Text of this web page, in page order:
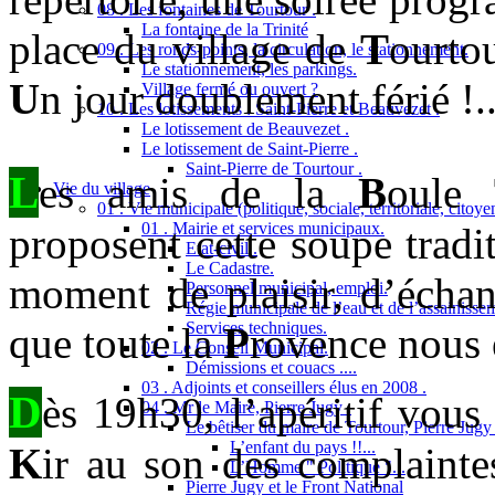
08 . Les fontaines de Tourtour .
La fontaine de la Trinité
09 . Les ronds-points, la circulation, le stationnement.
Le stationnement, les parkings.
Village fermé ou ouvert ?
10 . Les lotissements : Saint-Pierre et Beauvezet .
Le lotissement de Beauvezet .
Le lotissement de Saint-Pierre .
Saint-Pierre de Tourtour .
Vie du village
01 . Vie municipale (politique, sociale, territoriale,
01 . Mairie et services municipaux.
Etat-civil .
Le Cadastre.
Personnel municipal, emploi.
Régie municipale de l’eau et de
Services techniques.
02 . Le Conseil Municipal.
Démissions et couacs ....
03 . Adjoints et conseillers élus en 2008 .
04 . Mr le Maire, Pierre Jugy .
Le bêtiser du maire de Tourtour, Pierre
L’enfant du pays !!...
L’Homme " Politique "...
Pierre Jugy et le Front National
place du village deT
Un jour doublement férié
Les amis de laBoule
proposent cette soupe
moment de plaisir,
que toute laProvence nous
Dès 19h30, l’apéritif
Kir au son des